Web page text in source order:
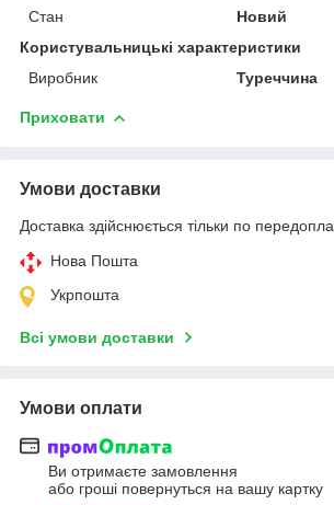
Стан
Новий
Користувальницькі характеристики
Виробник
Туреччина
Приховати
Умови доставки
Доставка здійснюється тільки по
Нова Пошта
Укрпошта
Всі умови доставки
Умови оплати
Ви отримаєте замовлення
або гроші повернуться на вашу картку